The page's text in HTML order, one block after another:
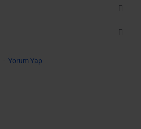
ÇOK SATAN
- Yorum Yap